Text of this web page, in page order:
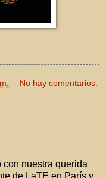
No hay comentarios:
con nuestra querida